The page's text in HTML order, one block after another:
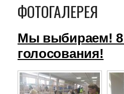
ФОТОГАЛЕРЕЯ
Мы выбираем! 8
голосования!